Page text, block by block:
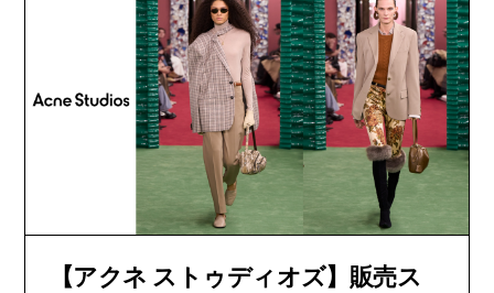
【アクネ ストゥディオズ】販売ス